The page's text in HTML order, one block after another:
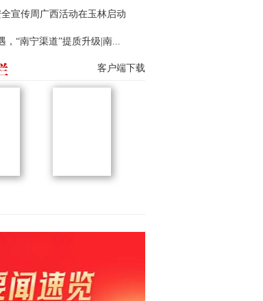
宣传周广西活动在玉林启动
，“南宁渠道”提质升级|南...
客户端下载